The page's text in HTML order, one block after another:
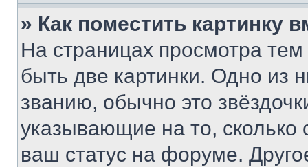
» Как поместить картинку
На страницах просмотра
быть две картинки. Одно из
званию, обычно это
указывающие на то,
ваш статус на форуме.